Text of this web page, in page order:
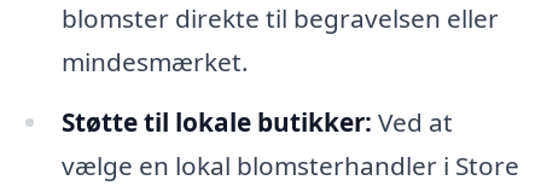
blomster direkte til begravelsen eller
mindesmærket.
Støtte til lokale butikker: Ved at
vælge en lokal blomsterhandler i Store